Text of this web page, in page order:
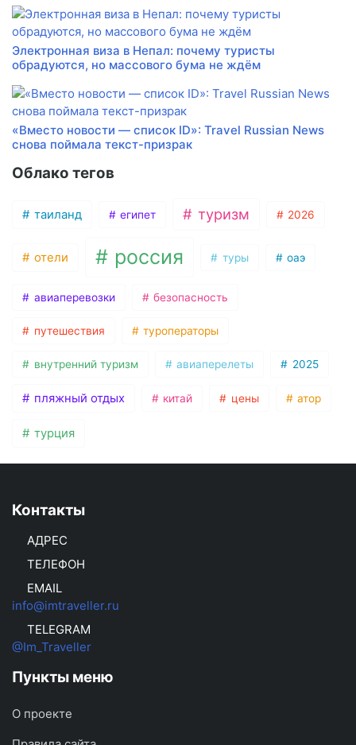
Электронная виза в Непал: почему туристы
обрадуются, но массового бума не ждём
«Вместо новости — список ID»: Travel Russian News
снова поймала текст-призрак
Облако тегов
таиланд египет туризм 2026
отели россия туры оаэ
авиаперевозки безопасность
путешествия туроператоры
внутренний туризм авиаперелеты 2025
пляжный отдых китай цены атор
турция
Контакты
АДРЕС
ТЕЛЕФОН
EMAIL
info@imtraveller.ru
TELEGRAM
@Im_Traveller
Пункты меню
О проекте